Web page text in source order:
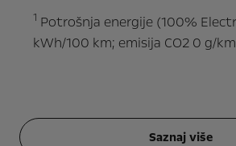
1 Potrošnja energije (100%
kWh/100 km; emisija CO2 0 g/
Saznaj više